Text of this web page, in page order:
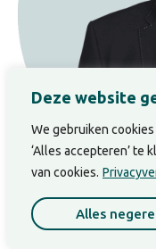
Deze website
We gebruiken
‘Alles accepteren’ te
van cookies.
Alles
Over Benno